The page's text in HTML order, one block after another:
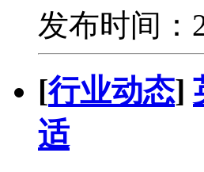
发布时间：
[行业动态]
适